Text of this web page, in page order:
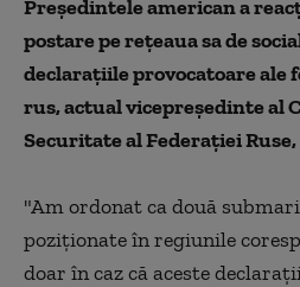
Președintele american a
postare pe rețeaua sa de
declarațiile provocatoare ale
rus, actual vicepreședinte al
Securitate al Federației
"Am ordonat ca două
poziţionate în regiunile
doar în caz că aceste